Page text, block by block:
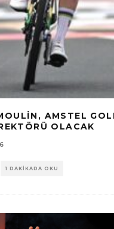
AMSTEL
OLACAK
1 DAKIKADA OKU